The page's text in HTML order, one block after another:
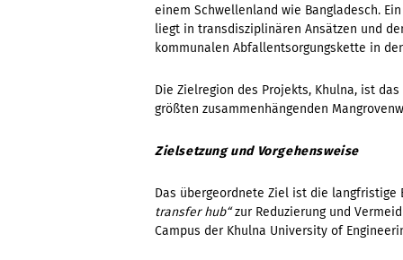
einem Schwellenland wie Bangladesch.
liegt in transdisziplinären Ansätzen und
kommunalen Abfallentsorgungskette in
Die Zielregion des Projekts, Khulna, ist
größten zusammenhängenden
Zielsetzung und Vorgehensweise
Das übergeordnete Ziel ist die langfristige
transfer hub“zur Reduzierung und
Campus der Khulna University of